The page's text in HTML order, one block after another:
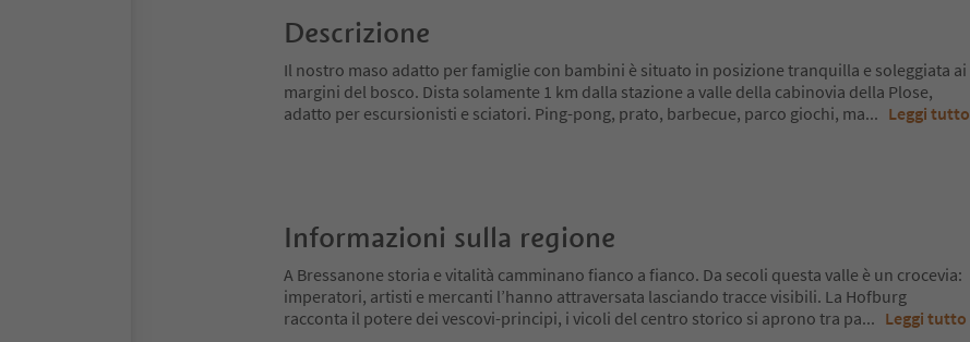
Descrizione
Il nostro maso adatto per famiglie con bambini è situato in posizione tranquilla e soleggiata ai
margini del bosco. Dista solamente 1 km dalla stazione a valle della cabinovia della Plose,
adatto per escursionisti e sciatori. Ping-pong, prato, barbecue, parco giochi, ma... Leggi tutto
Informazioni sulla regione
A Bressanone storia e vitalità camminano fianco a fianco. Da secoli questa valle è un crocevia:
imperatori, artisti e mercanti l’hanno attraversata lasciando tracce visibili. La Hofburg
racconta il potere dei vescovi-principi, i vicoli del centro storico si aprono tra pa... Leggi tutto